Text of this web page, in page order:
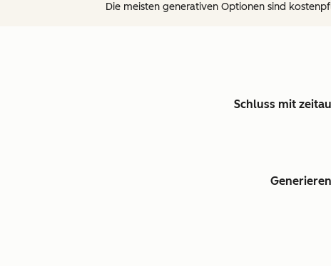
Die meisten generativen Optionen sind
Schluss mit